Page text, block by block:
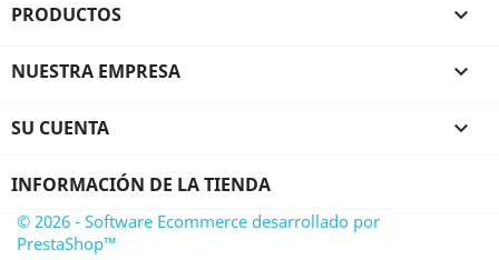
PRODUCTOS 
NUESTRA EMPRESA 
SU CUENTA 
INFORMACIÓN DE LA TIENDA
© 2026 - Software Ecommerce desarrollado por
PrestaShop™